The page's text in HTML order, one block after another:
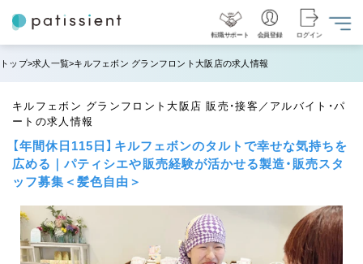
転職サポート 会員登録 ログイン
トップ 求人一覧 キルフェボン グランフロント大阪店の求人情報
キルフェボン グランフロント大阪店 販売・接客／アルバイト・パ
ートの求人情報
【年間休日115日】キルフェボンのタルトで幸せな気持ちを
広める｜パティシエや販売経験が活かせる製造・販売スタ
ッフ募集＜髪色自由＞